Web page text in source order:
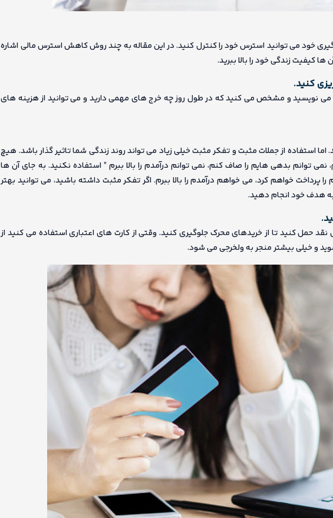
خود می توانید استرس خود را کنترل کنید. در این مقاله به چند روش کاهش استرس مالی اشاره
کیفیت زندگی خود را بالا ببرید.
می نویسید و مشخص می کنید که در طول روز چه خرج های مهمی دارید و می توانید از هزینه های
اما استفاده از جملات مثبت و تفکر مثبت خیلی زیاد می تواند روند زندگی شما تاثیر گذار باشد. هیچ
توانم بدهی هایم را صاف کنم، نمی توانم درآمدم را بالا ببرم ” استفاده نکنید. به جای آن ها
خواهم کرد، می خواهم درآمدم را بالا ببرم. اگر تفکر مثبت داشته باشید، می توانید بهتر
به هدف خود انجام دهید.
حمل کنید تا از خریدهای محرک جلوگیری کنید. وقتی از کارت های اعتباری استفاده می کنید از
و خیلی بیشتر منجر به ولخرجی می شود.